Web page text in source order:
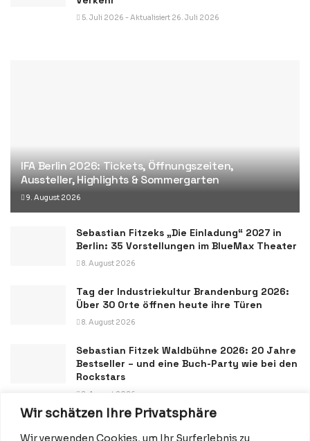
Wir schätzen Ihre Privatsphäre
Wir verwenden Cookies, um Ihr Surferlebnis zu
5. Juli 2026 - Aktualisiert 26. Juli 2026
IFA Berlin 2026: Tickets, Öffnungszeiten,
Aussteller, Highlights & Sommergarten
9. August 2026
Sebastian Fitzeks „Die Einladung“ 2027 in
Berlin: 35 Vorstellungen im BlueMax Theater
8. August 2026
Tag der Industriekultur Brandenburg 2026:
Über 30 Orte öffnen heute ihre Türen
8. August 2026
Sebastian Fitzek Waldbühne 2026: 20 Jahre
Bestseller – und eine Buch-Party wie bei den
Rockstars
8. August 2026